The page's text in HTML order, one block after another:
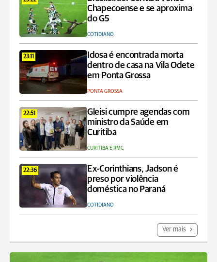
Chapecoense e se aproxima
do G5
COTIDIANO
23:11
Idosa é encontrada morta
dentro de casa na Vila Odete
em Ponta Grossa
PONTA GROSSA
22:51
Gleisi cumpre agendas com
ministro da Saúde em
Curitiba
CURITIBA E RMC
22:36
Ex-Corinthians, Jadson é
preso por violência
doméstica no Paraná
COTIDIANO
Ver mais